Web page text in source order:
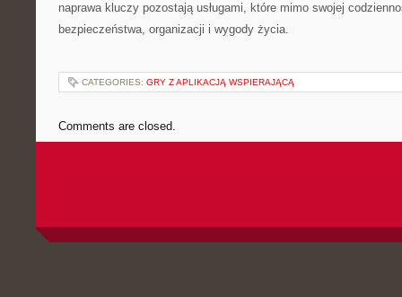
naprawa kluczy pozostają usługami, które mimo swojej
bezpieczeństwa, organizacji i wygody życia.
CATEGORIES: GRY Z APLIKACJĄ WSPIERAJĄCĄ
Comments are closed.